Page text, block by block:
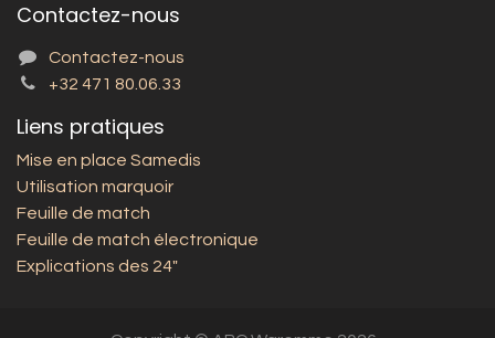
Contactez-nous
Contactez-nous
+32 471 80.06.33
Liens pratiques
Mise en place Samedis
Utilisation marquoir
Feuille de match
Feuille de match électronique
Explications des 24"